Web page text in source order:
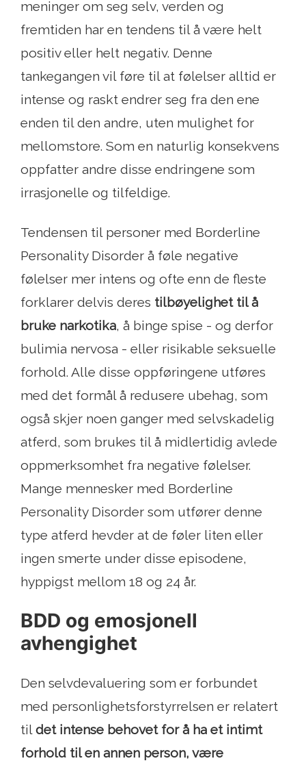
meninger om seg selv, verden og
fremtiden har en tendens til å være helt
positiv eller helt negativ. Denne
tankegangen vil føre til at følelser alltid er
intense og raskt endrer seg fra den ene
enden til den andre, uten mulighet for
mellomstore. Som en naturlig konsekvens
oppfatter andre disse endringene som
irrasjonelle og tilfeldige.
Tendensen til personer med Borderline
Personality Disorder å føle negative
følelser mer intens og ofte enn de fleste
forklarer delvis deres tilbøyelighet til å
bruke narkotika, å binge spise - og derfor
bulimia nervosa - eller risikable seksuelle
forhold. Alle disse oppføringene utføres
med det formål å redusere ubehag, som
også skjer noen ganger med selvskadelig
atferd, som brukes til å midlertidig avlede
oppmerksomhet fra negative følelser.
Mange mennesker med Borderline
Personality Disorder som utfører denne
type atferd hevder at de føler liten eller
ingen smerte under disse episodene,
hyppigst mellom 18 og 24 år.
BDD og emosjonell
avhengighet
Den selvdevaluering som er forbundet
med personlighetsforstyrrelsen er relatert
tildet intense behovet for å ha et intimt
forhold til en annen person, være